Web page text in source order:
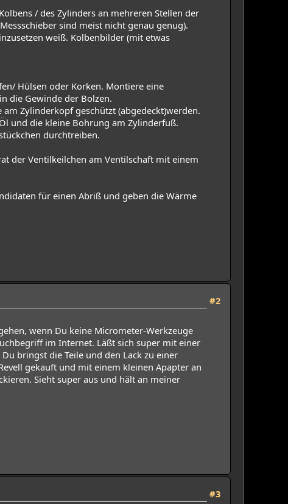
/ des Zylinders an mehreren Stellen der
sind meist nicht genau genug).
weiß. Kolbenbilder (mit etwas
Hülsen oder Korken. Montiere eine
die Gewinde der Bolzen.
Zylinderkopf geschützt (abgedeckt)werden.
und die kleine Bohrung am Zylinderfuß.
durchtreiben.
der Ventilkeilchen am Ventilschaft mit einem
für einen Abriß und geben die Wärme
#2
wenn Du keine Micrometer-Werkzeuge
im Internet. Läßt sich super mit einer
bringst die Teile und den Lack zu einer
gekauft und mit einem kleinen Apapter an
Sieht super aus und hält an meiner
#3